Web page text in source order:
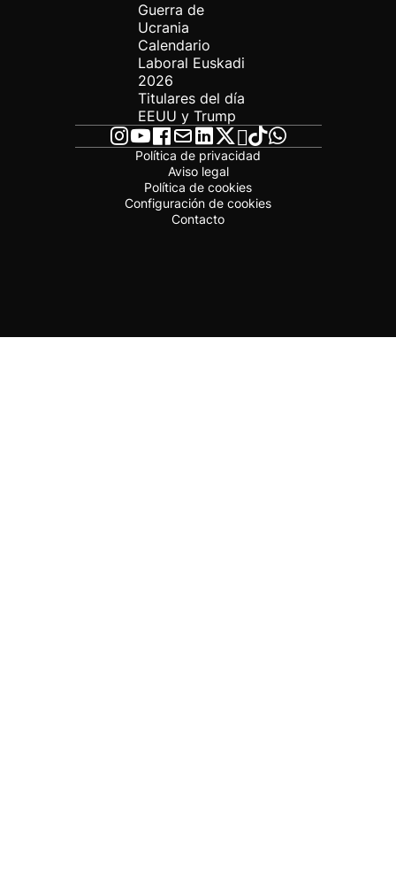
Guerra de
Ucrania
Calendario
Laboral Euskadi
2026
Titulares del día
EEUU y Trump
Política de privacidad
Aviso legal
Política de cookies
Configuración de cookies
Contacto